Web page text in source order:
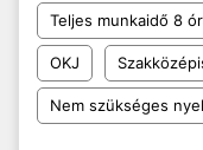
Teljes munkaidő 8
OKJ
Nem szükséges